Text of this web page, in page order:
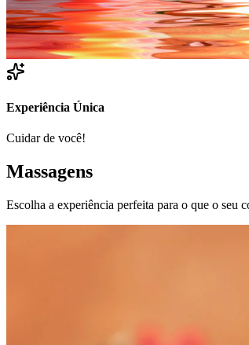
Experiência Única
Cuidar de você!
Massagens
Escolha a experiência perfeita para o que o seu